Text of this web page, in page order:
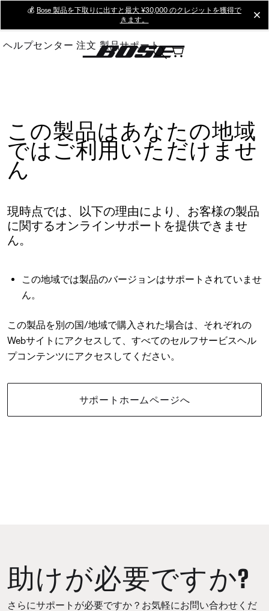
Main
💰 Bose 製品を下取りに出すと最大 ¥30,000 のクレジットを獲得で
きます。
ヘルプセンター 注文 製品サポート
この製品はあなたの地域
ではご利用いただけませ
ん
現時点では、以下の理由により、お客様の製品
に関するオンラインサポートを提供できませ
ん。
この地域では製品のバージョンはサポートされていませ
ん。
この製品を別の国/地域で購入された場合は、それぞれの
Webサイトにアクセスして、すべてのセルフサービスヘル
プコンテンツにアクセスしてください。
サポートホームページへ
助けが必要ですか?
さらにサポートが必要ですか？お気軽にお問い合わせくだ